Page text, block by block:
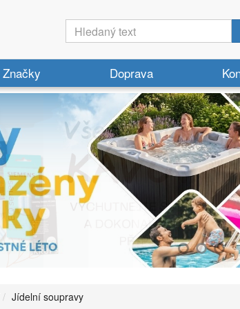
Značky Doprava
Jídelní soupravy